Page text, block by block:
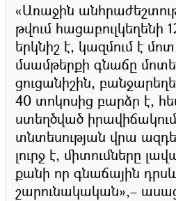
«Առաջին
թվում հացաբուլկեղենի
երկնիշ է, կազմում է
մսամթերքի գնաճը
ցուցանիշին,
40 տոկոսից բարձր է,
ստեղծված
տնտեսության վրա
լուրջ է, միտումները
քանի որ գնաճային
շարունակական»,–